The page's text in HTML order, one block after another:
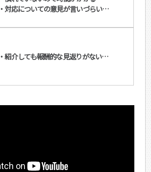
・対応についての意見が言いづらい…
・紹介しても報酬的な見返りがない…